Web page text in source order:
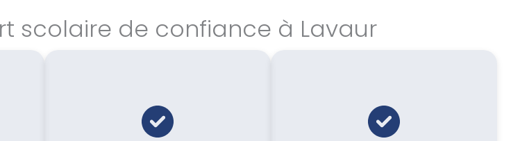
scolaire de confiance à Lavaur